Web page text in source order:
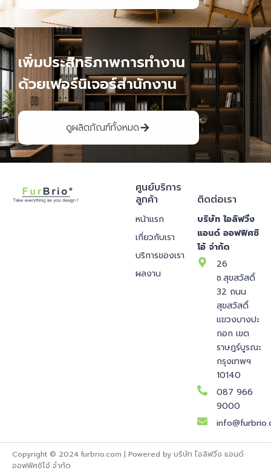
เพิ่มประสิทธิภาพการทำงาน
ด้วยเฟอร์นิเจอร์สำนักงาน
ดูผลิตภัณฑ์ทั้งหมด
ศูนย์บริการ
ลูกค้า
หน้าแรก
เกี่ยวกับเรา
บริการของเรา
ผลงาน
ติดต่อเรา
บริษัท ไอลิฟวิ่ง
แอนด์ ออฟฟิศซิ
โอ้ จำกัด
26
ซ.สุขสวัสดิ์
32 ถนน
สุขสวัสดิ์
แขวงบางปะ
กอก เขต
ราษฎร์บูรณะ
กรุงเทพฯ
10140
087 966
9000
Copyright © 2024 furbrio.com | Powered by บริษัท ไอลิฟวิ่ง แอนด์
ออฟฟิศซิโอ้ จำกัด